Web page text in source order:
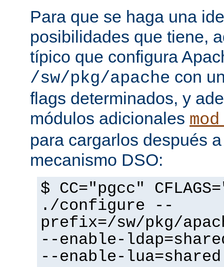
Para que se haga una
posibilidades que tiene,
típico que configura
/sw/pkg/apache con
flags determinados, y
módulos adicionales
para cargarlos después
mecanismo DSO:
$ CC="pgcc"
./configure --
prefix=/sw/pkg/
--enable-
--enable-lua=shared